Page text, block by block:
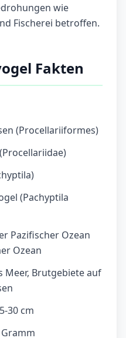
wie
Fischerei betroffen.
Fakten
(Procellariiformes)
(Pachyptila
Pazifischer Ozean
Ozean
Meer, Brutgebiete auf
30 cm
Gramm